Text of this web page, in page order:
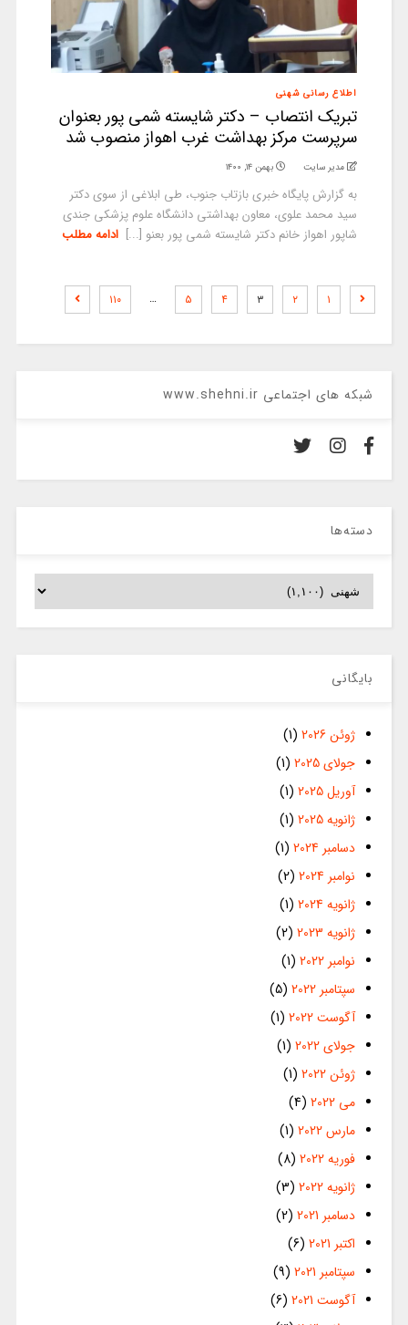
اطلاع رسانی شهنی
تبریک انتصاب – دکتر شایسته شمی پور بعنوان
سرپرست مرکز بهداشت غرب اهواز منصوب شد
مدیر سایت بهمن ۱۴, ۱۴۰۰
به گزارش پایگاه خبری بازتاب جنوب، طی ابلاغی از سوی دکتر
سید محمد علوی، معاون بهداشتی دانشگاه علوم پزشکی جندی
شاپور اهواز خانم دکتر شایسته شمی پور بعنو [...] ادامه مطلب
۱ ۲ ۳ ۴ ۵ … ۱۱۰
شبکه های اجتماعی www.shehni.ir
دسته‌ها
بایگانی
ژوئن 2026
(1)
جولای 2025
(1)
آوریل 2025
(1)
ژانویه 2025
(1)
دسامبر 2024
(1)
نوامبر 2024
(2)
ژانویه 2024
(1)
ژانویه 2023
(2)
نوامبر 2022
(1)
سپتامبر 2022
(5)
آگوست 2022
(1)
جولای 2022
(1)
ژوئن 2022
(1)
می 2022
(4)
مارس 2022
(1)
فوریه 2022
(8)
ژانویه 2022
(3)
دسامبر 2021
(2)
اکتبر 2021
(6)
سپتامبر 2021
(9)
آگوست 2021
(6)